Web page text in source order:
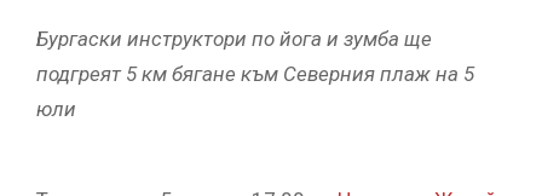
Бургаски инструктори по йога и зумба ще
подгреят 5 км бягане към Северния плаж на 5
юли